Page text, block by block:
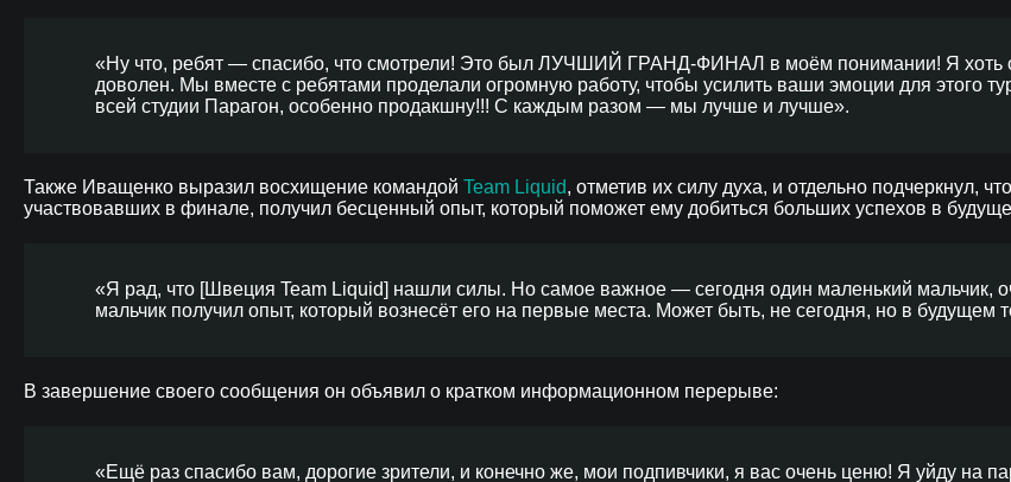
«Ну что, ребят — спасибо, что смотрели! Это был ЛУЧШИЙ ГРАНД-ФИНАЛ в моём понимании! Я хоть
доволен. Мы вместе с ребятами проделали огромную работу, чтобы усилить ваши эмоции для этого
всей студии Парагон, особенно продакшну!!! С каждым разом — мы лучше и лучше».
Также Иващенко выразил восхищение командой Team Liquid, отметив их силу духа, и отдельно подчеркнул,
участвовавших в финале, получил бесценный опыт, который поможет ему добиться больших успехов в
«Я рад, что [Швеция Team Liquid] нашли силы. Но самое важное — сегодня один маленький мальчик,
мальчик получил опыт, который вознесёт его на первые места. Может быть, не сегодня, но в будущем
В завершение своего сообщения он объявил о кратком информационном перерыве:
«Ещё раз спасибо вам, дорогие зрители, и конечно же, мои подпивчики, я вас очень ценю! Я уйду на